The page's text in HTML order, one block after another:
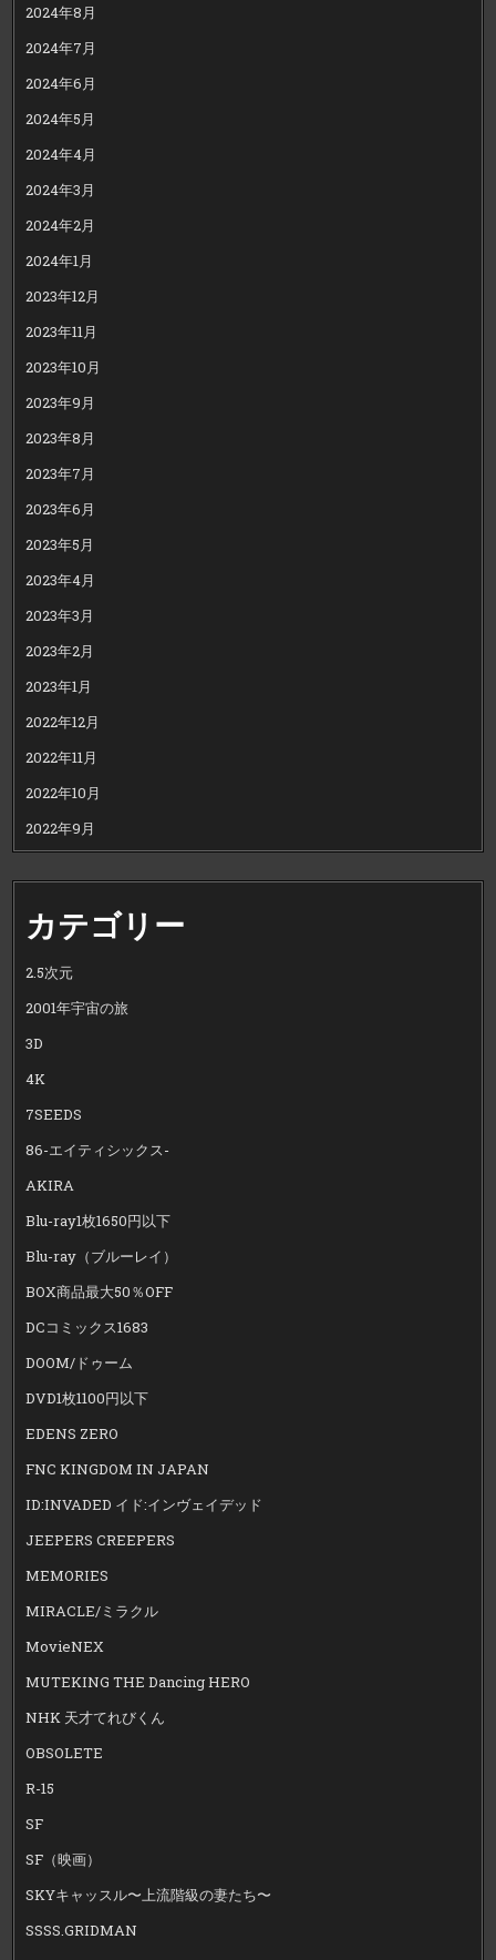
2024年8月
2024年7月
2024年6月
2024年5月
2024年4月
2024年3月
2024年2月
2024年1月
2023年12月
2023年11月
2023年10月
2023年9月
2023年8月
2023年7月
2023年6月
2023年5月
2023年4月
2023年3月
2023年2月
2023年1月
2022年12月
2022年11月
2022年10月
2022年9月
カテゴリー
2.5次元
2001年宇宙の旅
3D
4K
7SEEDS
86-エイティシックス-
AKIRA
Blu-ray1枚1650円以下
Blu-ray（ブルーレイ）
BOX商品最大50％OFF
DCコミックス1683
DOOM/ドゥーム
DVD1枚1100円以下
EDENS ZERO
FNC KINGDOM IN JAPAN
ID:INVADED イド:インヴェイデッド
JEEPERS CREEPERS
MEMORIES
MIRACLE/ミラクル
MovieNEX
MUTEKING THE Dancing HERO
NHK 天才てれびくん
OBSOLETE
R-15
SF
SF（映画）
SKYキャッスル〜上流階級の妻たち〜
SSSS.GRIDMAN